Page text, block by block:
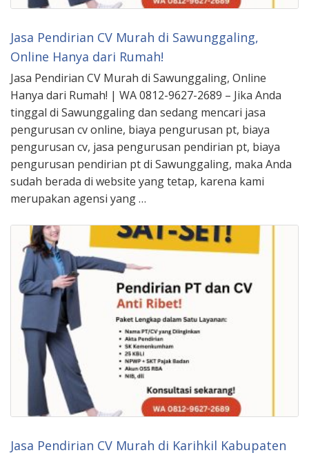
Jasa Pendirian CV Murah di Sawunggaling,
Online Hanya dari Rumah!
Jasa Pendirian CV Murah di Sawunggaling, Online
Hanya dari Rumah! | WA 0812-9627-2689 – Jika Anda
tinggal di Sawunggaling dan sedang mencari jasa
pengurusan cv online, biaya pengurusan pt, biaya
pengurusan cv, jasa pengurusan pendirian pt, biaya
pengurusan pendirian pt di Sawunggaling, maka Anda
sudah berada di website yang tetap, karena kami
merupakan agensi yang …
Jasa Pendirian CV Murah di Karihkil Kabupaten